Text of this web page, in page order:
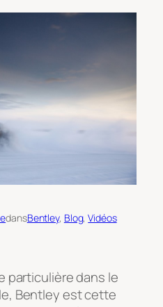
dansBentley, Blog, Vidéos
particulière dans le
Bentley est cette